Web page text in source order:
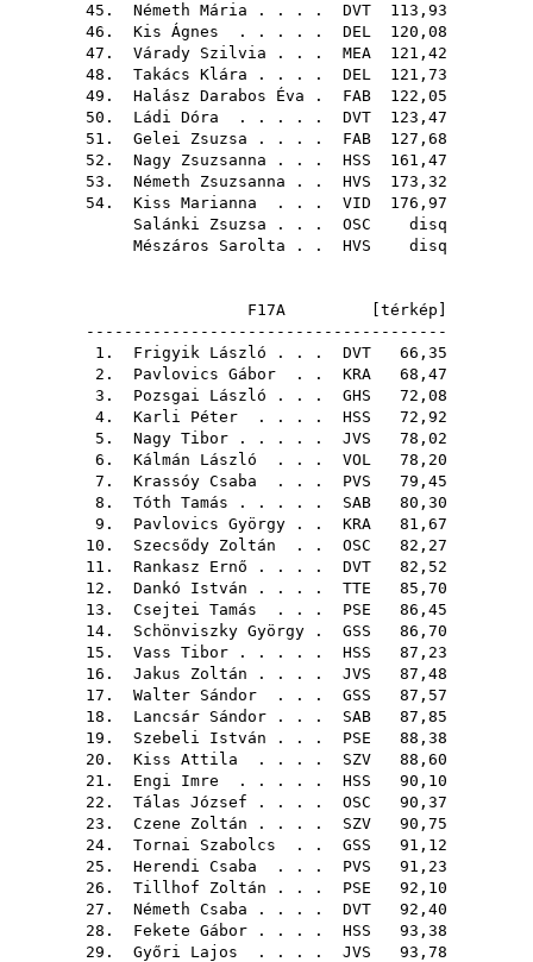
45. Németh Mária . . . . DVT 113,93
46. Kis Ágnes . . . . . DEL 120,08
47. Várady Szilvia . . . MEA 121,42
48. Takács Klára . . . . DEL 121,73
49. Halász Darabos Éva . FAB 122,05
50. Ládi Dóra . . . . . DVT 123,47
51. Gelei Zsuzsa . . . . FAB 127,68
52. Nagy Zsuzsanna . . . HSS 161,47
53. Németh Zsuzsanna . . HVS 173,32
54. Kiss Marianna . . . VID 176,97
Salánki Zsuzsa . . . OSC disq
Mészáros Sarolta . . HVS disq
F17A [ térkép
--------------------------------------
1. Frigyik László . . . DVT 66,35
2. Pavlovics Gábor . . KRA 68,47
3. Pozsgai László . . . GHS 72,08
4. Karli Péter . . . . HSS 72,92
5. Nagy Tibor . . . . . JVS 78,02
6. Kálmán László . . . VOL 78,20
7. Krassóy Csaba . . . PVS 79,45
8. Tóth Tamás . . . . . SAB 80,30
9. Pavlovics György . . KRA 81,67
10. Szecsődy Zoltán . . OSC 82,27
11. Rankasz Ernő . . . . DVT 82,52
12. Dankó István . . . . TTE 85,70
13. Csejtei Tamás . . . PSE 86,45
14. Schönviszky György . GSS 86,70
15. Vass Tibor . . . . . HSS 87,23
16. Jakus Zoltán . . . . JVS 87,48
17. Walter Sándor . . . GSS 87,57
18. Lancsár Sándor . . . SAB 87,85
19. Szebeli István . . . PSE 88,38
20. Kiss Attila . . . . SZV 88,60
21. Engi Imre . . . . . HSS 90,10
22. Tálas József . . . . OSC 90,37
23. Czene Zoltán . . . . SZV 90,75
24. Tornai Szabolcs . . GSS 91,12
25. Herendi Csaba . . . PVS 91,23
26. Tillhof Zoltán . . . PSE 92,10
27. Németh Csaba . . . . DVT 92,40
28. Fekete Gábor . . . . HSS 93,38
29. Győri Lajos . . . . JVS 93,78